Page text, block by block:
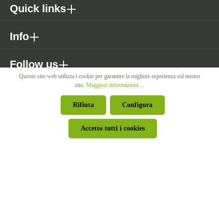
Follow us
Quick links
Info
© Pircher Oberland Srl - Powered by 426 - Your Digital Upgrade
diversamente indicato.
Questo sito web utilizza i cookie per garantire la migliore esperienza sul nostro
sito. Maggiori informazioni ...
Rifiuta Configura
Accetto tutti i cookies